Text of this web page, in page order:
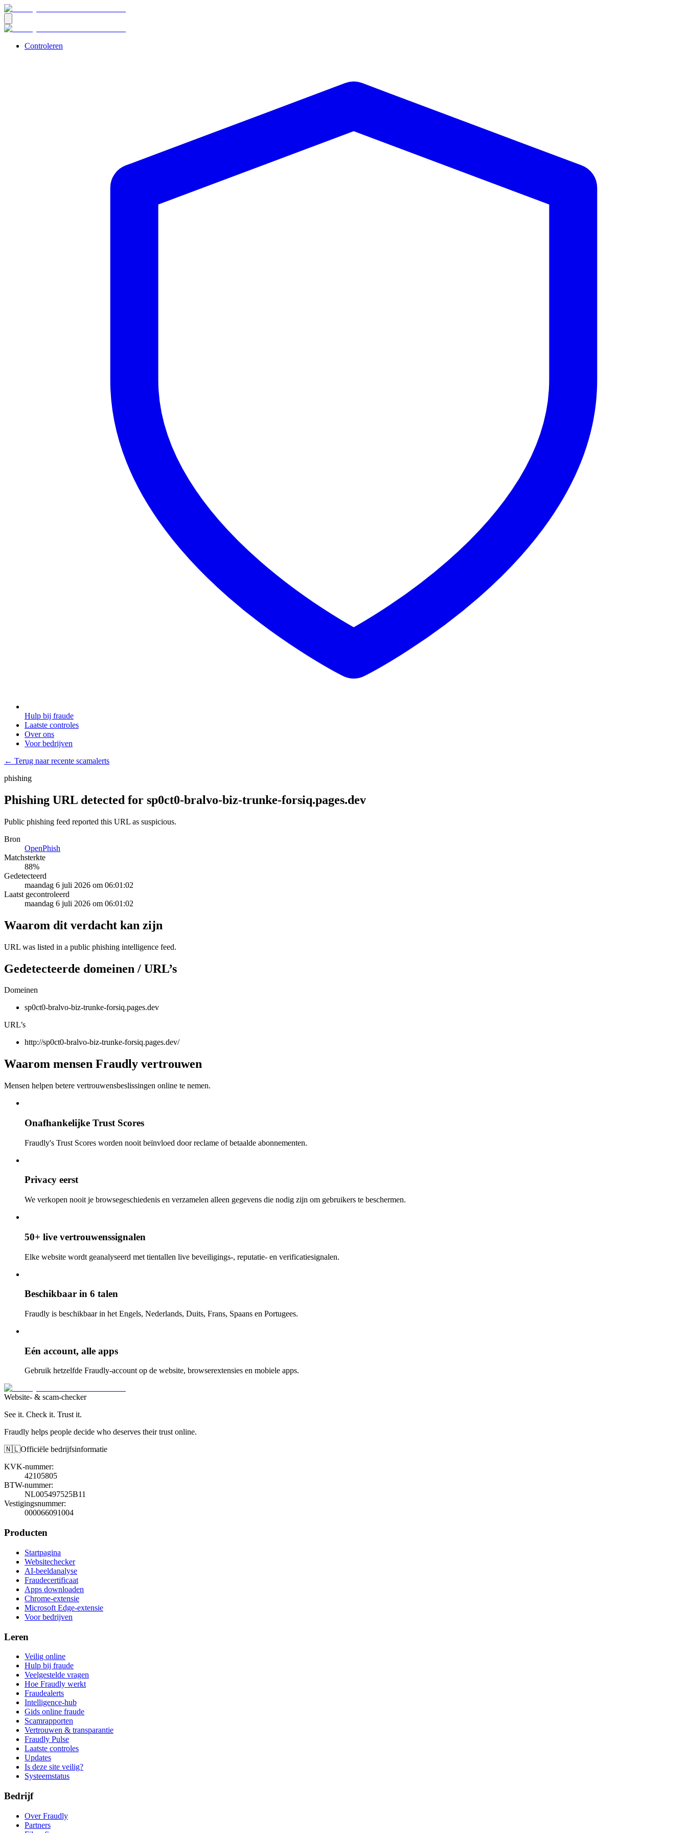
Controleren
Hulp bij fraude
Laatste controles
Over ons
Voor bedrijven
← Terug naar recente scamalerts
phishing
Phishing URL detected for sp0ct0-bralvo-biz-trunke-forsiq.pages.dev
Public phishing feed reported this URL as suspicious.
Bron
OpenPhish
Matchsterkte
88%
Gedetecteerd
maandag 6 juli 2026 om 06:01:02
Laatst gecontroleerd
maandag 6 juli 2026 om 06:01:02
Waarom dit verdacht kan zijn
URL was listed in a public phishing intelligence feed.
Gedetecteerde domeinen / URL’s
Domeinen
sp0ct0-bralvo-biz-trunke-forsiq.pages.dev
URL’s
http://sp0ct0-bralvo-biz-trunke-forsiq.pages.dev/
Waarom mensen Fraudly vertrouwen
Mensen helpen betere vertrouwensbeslissingen online te nemen.
Onafhankelijke Trust Scores
Fraudly's Trust Scores worden nooit beïnvloed door reclame of betaalde abonnementen.
Privacy eerst
We verkopen nooit je browsegeschiedenis en verzamelen alleen gegevens die nodig zijn om gebruikers te beschermen.
50+ live vertrouwenssignalen
Elke website wordt geanalyseerd met tientallen live beveiligings-, reputatie- en verificatiesignalen.
Beschikbaar in 6 talen
Fraudly is beschikbaar in het Engels, Nederlands, Duits, Frans, Spaans en Portugees.
Eén account, alle apps
Gebruik hetzelfde Fraudly-account op de website, browserextensies en mobiele apps.
Website- & scam-checker
See it. Check it. Trust it.
Fraudly helps people decide who deserves their trust online.
🇳🇱Officiële bedrijfsinformatie
KVK-nummer:
42105805
BTW-nummer:
NL005497525B11
Vestigingsnummer:
000066091004
Producten
Startpagina
Websitechecker
AI-beeldanalyse
Fraudecertificaat
Apps downloaden
Chrome-extensie
Microsoft Edge-extensie
Voor bedrijven
Leren
Veilig online
Hulp bij fraude
Veelgestelde vragen
Hoe Fraudly werkt
Fraudealerts
Intelligence-hub
Gids online fraude
Scamrapporten
Vertrouwen & transparantie
Fraudly Pulse
Laatste controles
Updates
Is deze site veilig?
Systeemstatus
Bedrijf
Over Fraudly
Partners